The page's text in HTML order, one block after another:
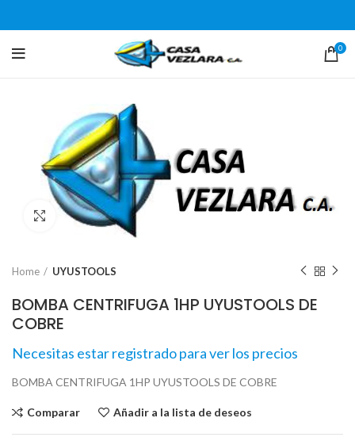
0
Click para agrandar
Home UYUSTOOLS
BOMBA CENTRIFUGA 1HP UYUSTOOLS DE
COBRE
Necesitas estar registrado para ver los precios
BOMBA CENTRIFUGA 1HP UYUSTOOLS DE COBRE
Comparar Añadir a la lista de deseos